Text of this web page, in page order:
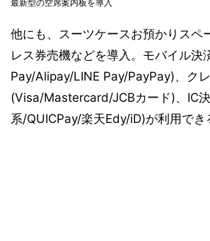
最新型の空席案内板を導入
他にも、スーツケースお預かりスペ
レス券売機などを導入。モバイル決
Pay/Alipay/LINE Pay/PayPay)、ク
(Visa/Mastercard/JCBカード)、IC
系/QUICPay/楽天Edy/iD)が利用でき